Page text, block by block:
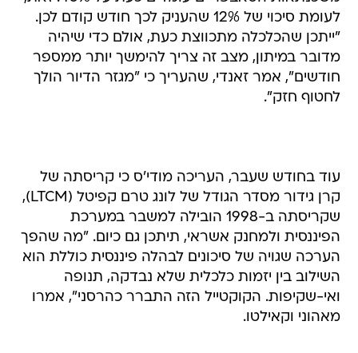
לעומת סיכוי של 12% שהעניק לכך חודש קודם לכן.
"ייתכן שהכלכלה מתכווצת כעת, אולם כדי שיהיה
מדובר במיתון, מצב זה צריך להימשך יותר ממספר
חודשים", אמר זאנדי, שהעריך כי "מגזר הדיור הולך
לחטוף חזק".
עוד בחודש שעבר, העריכה מודי'ס כי קריסתה של
קרן גידור מסדר הגודל של לונג טרם קפיטל (LTCM),
שקריסתה ב-1998 הובילה למשבר במערכת
הפיננסית ולמחנק אשראי, תיתכן גם כיום. "מה שהפך
הערכה שגויה של סיכונים לבהלה פיננסית כוללת הוא
השילוב בין יזמות כלכלית שלא נבדקה, תנופה
ואי-שקיפות. הקוקטייל הזה התברר כהרסני", אמרו
מאהוני וקאילטו.